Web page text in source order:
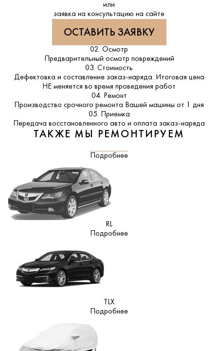
или
заявка на консультацию на сайте
ОСТАВИТЬ ЗАЯВКУ
02. Осмотр
Предварительный осмотр повреждений
03. Стоимость
Дефектовка и составление заказ-наряда. Итоговая цена
НЕ меняется во время проведения работ
04. Ремонт
Производство срочного ремонта Вашей машины от 1 дня
05. Приемка
Передача восстановленного авто и оплата заказ-наряда
ТАКЖЕ МЫ РЕМОНТИРУЕМ
Подробнее
RL
Подробнее
TLX
Подробнее